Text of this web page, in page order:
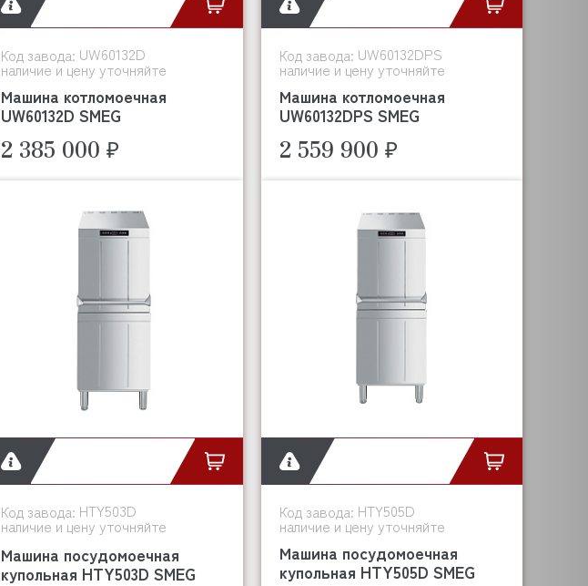
Код завода: UW60132D
наличие и цену уточняйте
Машина котломоечная
UW60132D SMEG
2 385 000 ₽
Код завода: UW60132DPS
наличие и цену уточняйте
Машина котломоечная
UW60132DPS SMEG
2 559 900 ₽
Код завода: HTY503D
наличие и цену уточняйте
Машина посудомоечная
купольная HTY503D SMEG
Код завода: HTY505D
наличие и цену уточняйте
Машина посудомоечная
купольная HTY505D SMEG